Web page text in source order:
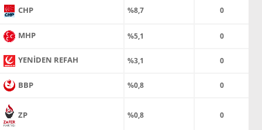
CHP %8,7 0
MHP %5,1 0
YENİDEN REFAH %3,1 0
BBP %0,8 0
ZP %0,8 0